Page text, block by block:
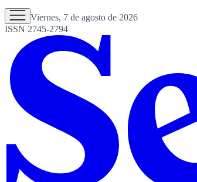
Viernes, 7 de agosto de 2026
ISSN 2745-2794